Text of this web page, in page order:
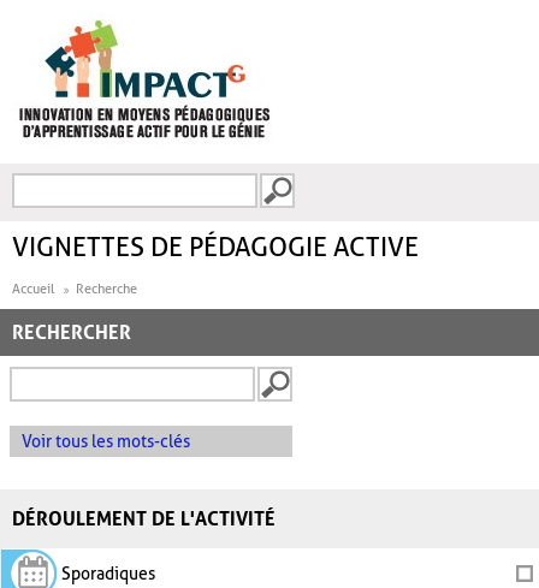
FORMULAIRE DE
VIGNETTES DE PÉDAGOGIE ACTIVE
Accueil Recherche
RECHERCHER
Voir tous les mots-clés
DÉROULEMENT DE L'ACTIVITÉ
Sporadiques